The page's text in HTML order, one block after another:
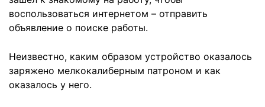
воспользоваться интернетом – отправить
объявление о поиске работы.
Неизвестно, каким образом устройство оказалось
заряжено мелкокалиберным патроном и как
оказалось у него.